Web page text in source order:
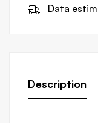
Data
Description